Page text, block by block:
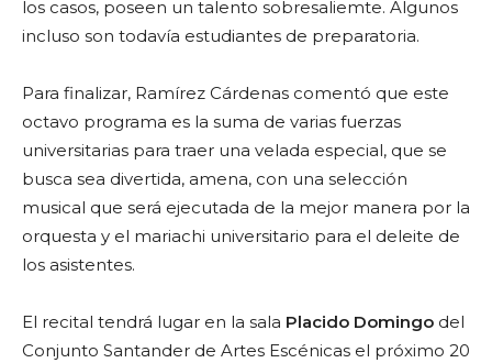
los casos, poseen un talento sobresaliemte. Algunos
incluso son todavía estudiantes de preparatoria.
Para finalizar, Ramírez Cárdenas comentó que este
octavo programa es la suma de varias fuerzas
universitarias para traer una velada especial, que se
busca sea divertida, amena, con una selección
musical que será ejecutada de la mejor manera por la
orquesta y el mariachi universitario para el deleite de
los asistentes.
El recital tendrá lugar en la sala Placido Domingo del
Conjunto Santander de Artes Escénicas el próximo 20